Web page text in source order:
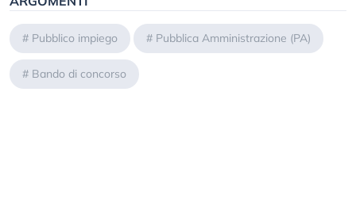
# Pubblico impiego # Pubblica Amministrazione (PA)
# Bando di concorso